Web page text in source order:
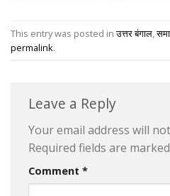
This entry was posted inउत्तर बंगाल ,
permalink.
Leave a Reply
Your email address will
Required fields are marked
Comment *